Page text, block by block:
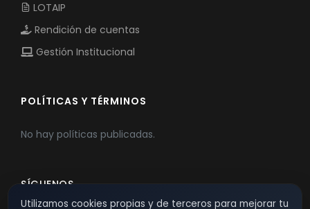
LOTAIP
Rendición de cuentas
Gestión Institucional
POLÍTICAS Y TÉRMINOS
No hay políticas publicadas.
SÍGUENOS
Utilizamos cookies propias y de terceros para mejorar tu